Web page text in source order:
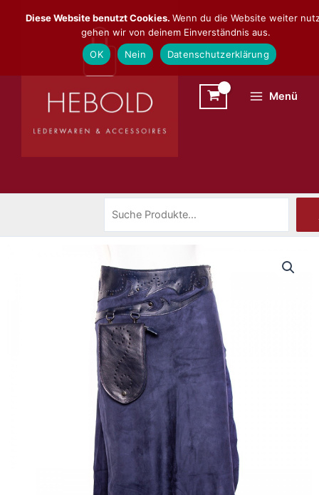
Inhalt
Menü
Diese Website benutzt Cookies. Wenn du die Website weiter
gehen wir von deinem Einverständnis aus.
OK
Nein Datenschutzerklärung